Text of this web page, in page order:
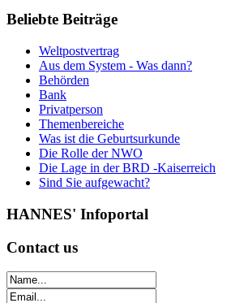
Beliebte Beiträge
Weltpostvertrag
Aus dem System - Was dann?
Behörden
Bank
Privatperson
Themenbereiche
Was ist die Geburtsurkunde
Die Rolle der NWO
Die Lage in der BRD -Kaiserreich
Sind Sie aufgewacht?
HANNES' Infoportal
Contact us